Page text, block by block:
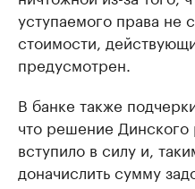
уступаемого права не
стоимости,
предусмотрен.
В банке также
что решение Динского
вступило в силу и,
доначислить сумму